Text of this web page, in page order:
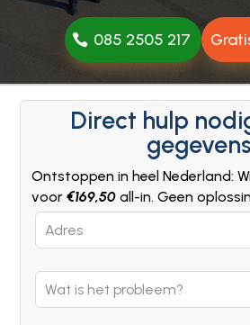
085 2505 217
Direct hulp
Ontstoppen in heel Nederland:
voor€169,50 all-in. Geen
Leave
this
blank